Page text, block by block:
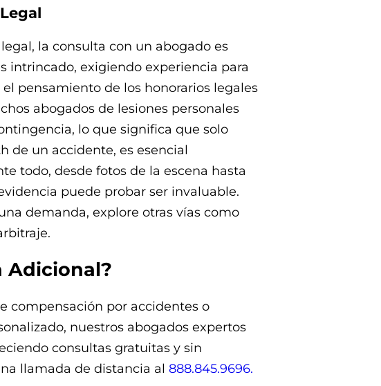
la consulta con un abogado es
intrincado, exigiendo experiencia para
pensamiento de los honorarios legales
abogados de lesiones personales
lo que significa que solo
de un accidente, es esencial
todo, desde fotos de la escena hasta
puede probar ser invaluable.
demanda, explore otras vías como
Adicional?
compensación por accidentes o
nuestros abogados expertos
consultas gratuitas y sin
llamada de distancia al 888.845.9696.